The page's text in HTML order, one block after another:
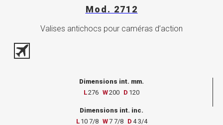
Mod. 2712
Valises antichocs pour caméras d’action
Dimensions int. mm.
L276 W200 D 120
Dimensions int. inc.
L 10 7/8 W7 7/8 D 4 3/4